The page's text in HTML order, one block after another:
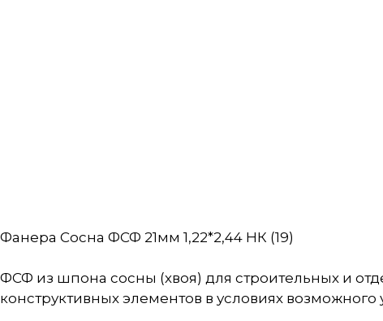
Фанера Сосна ФСФ 21мм 1,22*2,44 НК (19)
ФСФ из шпона сосны (хвоя) для строительных и
конструктивных элементов в условиях